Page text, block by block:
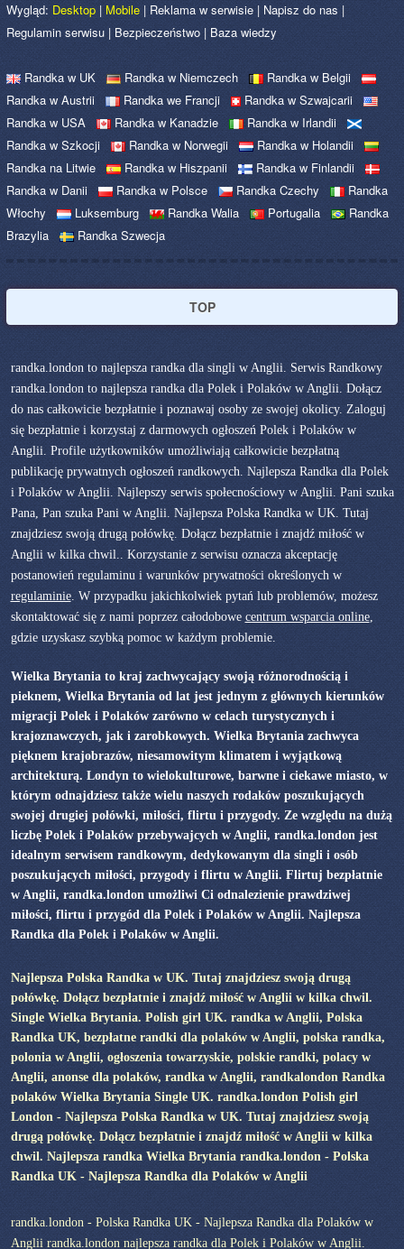
Wygląd: Desktop | Mobile | Reklama w serwisie | Napisz do nas |
Regulamin serwisu | Bezpieczeństwo | Baza wiedzy
Randka w UK Randka w Niemczech
Randka w Belgii
Randka w Austrii
Randka we Francji
Randka w Szwajcarii
Randka w USA
Randka w Kanadzie
Randka w Irlandii
Randka w Szkocji
Randka w Norwegii
Randka w Holandii
Randka na Litwie
Randka w Hiszpanii
Randka w Finlandii
Randka w Danii
Randka w Polsce Randka Czechy
Randka
Włochy
Luksemburg Randka Walia Portugalia
Randka
Brazylia
Randka Szwecja
TOP
randka.london to najlepsza randka dla singli w Anglii. Serwis Randkowy
randka.london to najlepsza randka dla Polek i Polaków w Anglii. Dołącz
do nas całkowicie bezpłatnie i poznawaj osoby ze swojej okolicy. Zaloguj
się bezpłatnie i korzystaj z darmowych ogłoszeń Polek i Polaków w
Anglii. Profile użytkowników umożliwiają całkowicie bezpłatną
publikację prywatnych ogłoszeń randkowych. Najlepsza Randka dla Polek
i Polaków w Anglii. Najlepszy serwis społecnościowy w Anglii. Pani szuka
Pana, Pan szuka Pani w Anglii. Najlepsza Polska Randka w UK. Tutaj
znajdziesz swoją drugą połówkę. Dołącz bezpłatnie i znajdź miłość w
Anglii w kilka chwil.. Korzystanie z serwisu oznacza akceptację
postanowień regulaminu i warunków prywatności określonych w
regulaminie. W przypadku jakichkolwiek pytań lub problemów, możesz
skontaktować się z nami poprzez całodobowe centrum wsparcia online,
gdzie uzyskasz szybką pomoc w każdym problemie.
Wielka Brytania to kraj zachwycający swoją różnorodnością i
pieknem, Wielka Brytania od lat jest jednym z głównych kierunków
migracji Polek i Polaków zarówno w celach turystycznych i
krajoznawczych, jak i zarobkowych. Wielka Brytania zachwyca
pięknem krajobrazów, niesamowitym klimatem i wyjątkową
architekturą. Londyn to wielokulturowe, barwne i ciekawe miasto, w
którym odnajdziesz także wielu naszych rodaków poszukujących
swojej drugiej połówki, miłości, flirtu i przygody. Ze względu na dużą
liczbę Polek i Polaków przebywajcych w Anglii, randka.london jest
idealnym serwisem randkowym, dedykowanym dla singli i osób
poszukujących miłości, przygody i flirtu w Anglii. Flirtuj bezpłatnie
w Anglii, randka.london umożliwi Ci odnalezienie prawdziwej
miłości, flirtu i przygód dla Polek i Polaków w Anglii. Najlepsza
Randka dla Polek i Polaków w Anglii.
Najlepsza Polska Randka w UK. Tutaj znajdziesz swoją drugą
połówkę. Dołącz bezpłatnie i znajdź miłość w Anglii w kilka chwil.
Single Wielka Brytania. Polish girl UK. randka w Anglii, Polska
Randka UK, bezpłatne randki dla polaków w Anglii, polska randka,
polonia w Anglii, ogłoszenia towarzyskie, polskie randki, polacy w
Anglii, anonse dla polaków, randka w Anglii, randkalondon Randka
polaków Wielka Brytania Single UK. randka.london Polish girl
London - Najlepsza Polska Randka w UK. Tutaj znajdziesz swoją
drugą połówkę. Dołącz bezpłatnie i znajdź miłość w Anglii w kilka
chwil. Najlepsza randka Wielka Brytania randka.london - Polska
Randka UK - Najlepsza Randka dla Polaków w Anglii
randka.london - Polska Randka UK - Najlepsza Randka dla Polaków w
Anglii randka.london najlepsza randka dla Polek i Polaków w Anglii.